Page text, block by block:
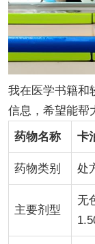
我在医学书籍和
信息，希望能帮
药物名称
卡
药物类别 处
主要剂型
无